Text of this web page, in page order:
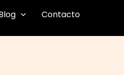
Contacto